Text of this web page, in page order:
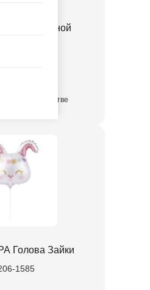
Мишка лесной
количестве
Голова Зайки
1585